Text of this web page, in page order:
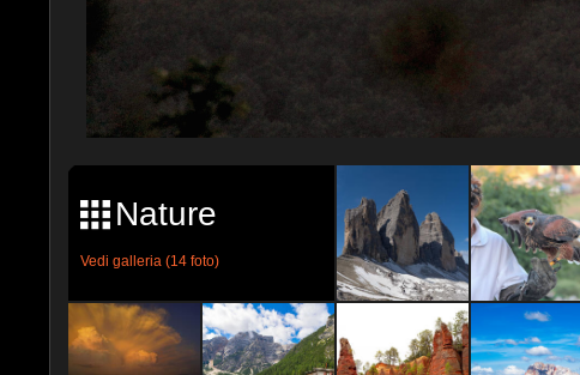
Nature
Vedi galleria (14 foto)